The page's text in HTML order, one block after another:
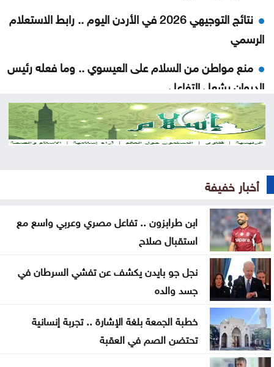
نتائج التوجيهي 2026 في الأردن اليوم .. رابط الاستعلام
الرسمي
منع مواطن من السلام على العيسوي .. وما فعله رئيس
الديوان يشعل التفاعل
حشد أكثر من مئتي عنصر إطفاء لإخماد حريق في جنوب
فرنسا
على ميناء المخا
غزة .. إصابة 7 فلسطينيين بإطلاق نار إسرائيلي الأحد
إيران .. تعيين محسن رضائي أمينا عاما للمجلس الأعلى
للأمن القومي
القناة 13: خلافات تل أبيب وواشنطن تتعمق بشأن إنهاء
القتال في 3 جبهات
ترمب: نراقب إيران اقتصادياً ونؤجل أي تحرك عسكري
كبير
أخبار خفيفة
ابن طرابزون .. تفاعل مصري وعربي واسع مع
استقبال صلاح
نجل جو بايدن يكشف عن تفشي السرطان في
جسد والده
خطبة الجمعة بلغة الإشارة .. تجربة إنسانية
تحتضن الصم في العقبة